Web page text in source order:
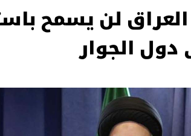
لن يسمح
دول الجوار